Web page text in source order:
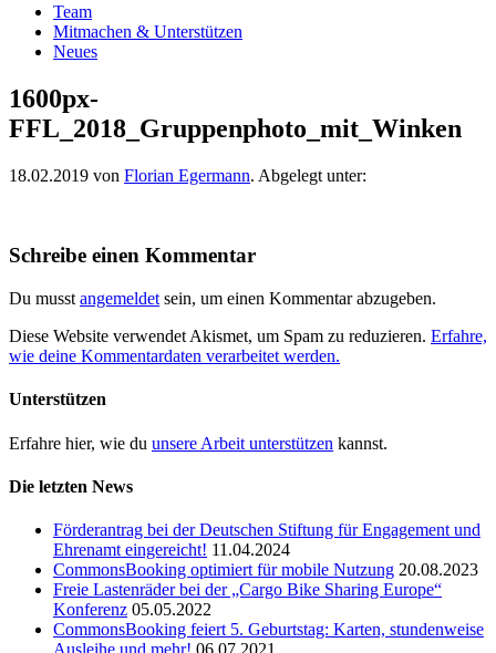
Team
Mitmachen & Unterstützen
Neues
1600px-
FFL_2018_Gruppenphoto_mit_Winken
18.02.2019 von Florian Egermann. Abgelegt unter:
Schreibe einen Kommentar
Du musst angemeldet sein, um einen Kommentar abzugeben.
Diese Website verwendet Akismet, um Spam zu reduzieren. Erfahre,
wie deine Kommentardaten verarbeitet werden.
Unterstützen
Erfahre hier, wie du unsere Arbeit unterstützen kannst.
Die letzten News
Förderantrag bei der Deutschen Stiftung für Engagement und
Ehrenamt eingereicht! 11.04.2024
CommonsBooking optimiert für mobile Nutzung 20.08.2023
Freie Lastenräder bei der „Cargo Bike Sharing Europe“
Konferenz 05.05.2022
CommonsBooking feiert 5. Geburtstag: Karten, stundenweise